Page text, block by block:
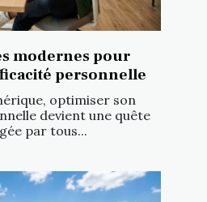
modernes pour
personnelle
optimiser son
devient une quête
par tous...